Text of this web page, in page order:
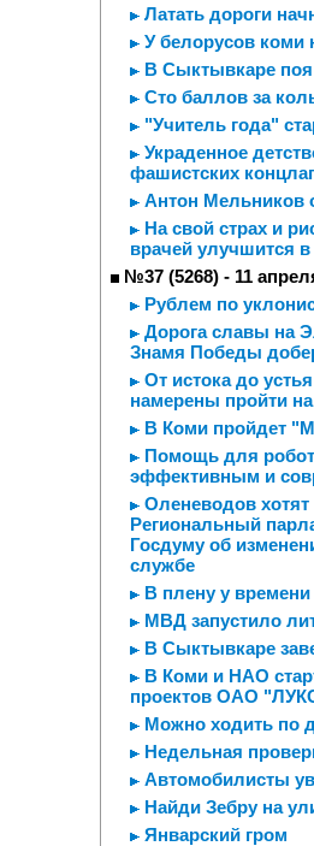
Латать дороги
У белорусов
В Сыктывкаре
Сто баллов за
"Учитель года"
Украденное
фашистских
Антон Мельников
На свой страх и
врачей улучшится в
№37 (5268) - 11
Рублем по
Дорога славы на
Знамя Победы
От истока до
намерены пройти
В Коми пройдет
Помощь для
эффективным и
Оленеводов хотят
Региональный
Госдуму об
службе
В плену у времени
МВД запустило
В Сыктывкаре
В Коми и НАО
проектов ОАО
Можно ходить по
Недельная
Автомобилисты
Найди Зебру на
Январский гром